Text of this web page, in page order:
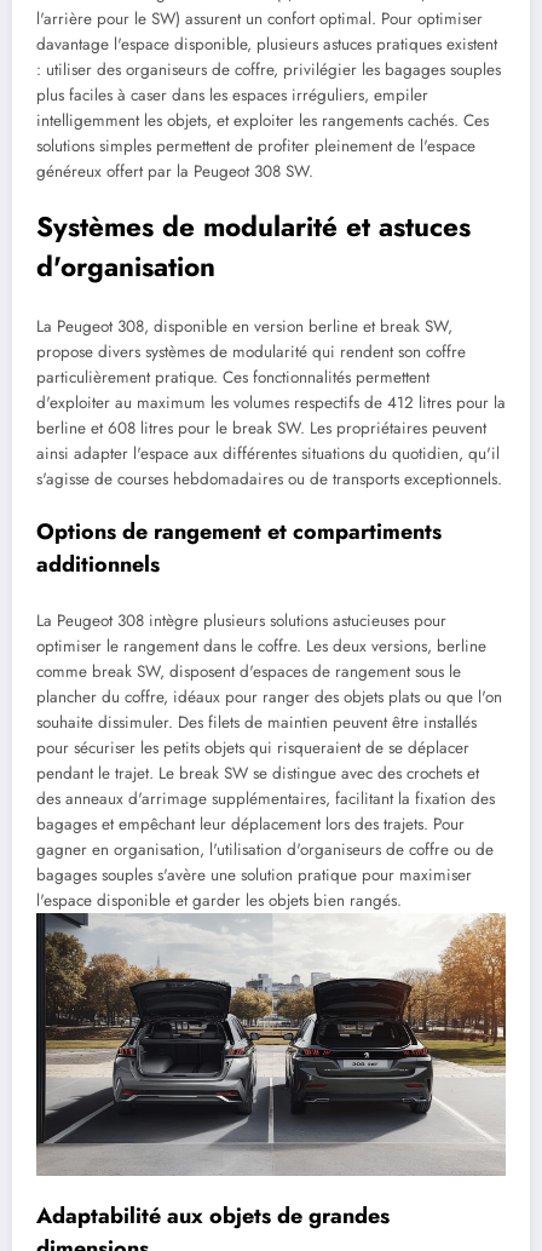
l'arrière pour le SW) assurent un confort optimal. Pour optimiser
davantage l'espace disponible, plusieurs astuces pratiques existent
: utiliser des organiseurs de coffre, privilégier les bagages souples
plus faciles à caser dans les espaces irréguliers, empiler
intelligemment les objets, et exploiter les rangements cachés. Ces
solutions simples permettent de profiter pleinement de l'espace
généreux offert par la Peugeot 308 SW.
Systèmes de modularité et astuces
d'organisation
La Peugeot 308, disponible en version berline et break SW,
propose divers systèmes de modularité qui rendent son coffre
particulièrement pratique. Ces fonctionnalités permettent
d'exploiter au maximum les volumes respectifs de 412 litres pour la
berline et 608 litres pour le break SW. Les propriétaires peuvent
ainsi adapter l'espace aux différentes situations du quotidien, qu'il
s'agisse de courses hebdomadaires ou de transports exceptionnels.
Options de rangement et compartiments
additionnels
La Peugeot 308 intègre plusieurs solutions astucieuses pour
optimiser le rangement dans le coffre. Les deux versions, berline
comme break SW, disposent d'espaces de rangement sous le
plancher du coffre, idéaux pour ranger des objets plats ou que l'on
souhaite dissimuler. Des filets de maintien peuvent être installés
pour sécuriser les petits objets qui risqueraient de se déplacer
pendant le trajet. Le break SW se distingue avec des crochets et
des anneaux d'arrimage supplémentaires, facilitant la fixation des
bagages et empêchant leur déplacement lors des trajets. Pour
gagner en organisation, l'utilisation d'organiseurs de coffre ou de
bagages souples s'avère une solution pratique pour maximiser
l'espace disponible et garder les objets bien rangés.
Adaptabilité aux objets de grandes